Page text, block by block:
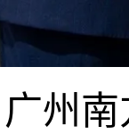
州